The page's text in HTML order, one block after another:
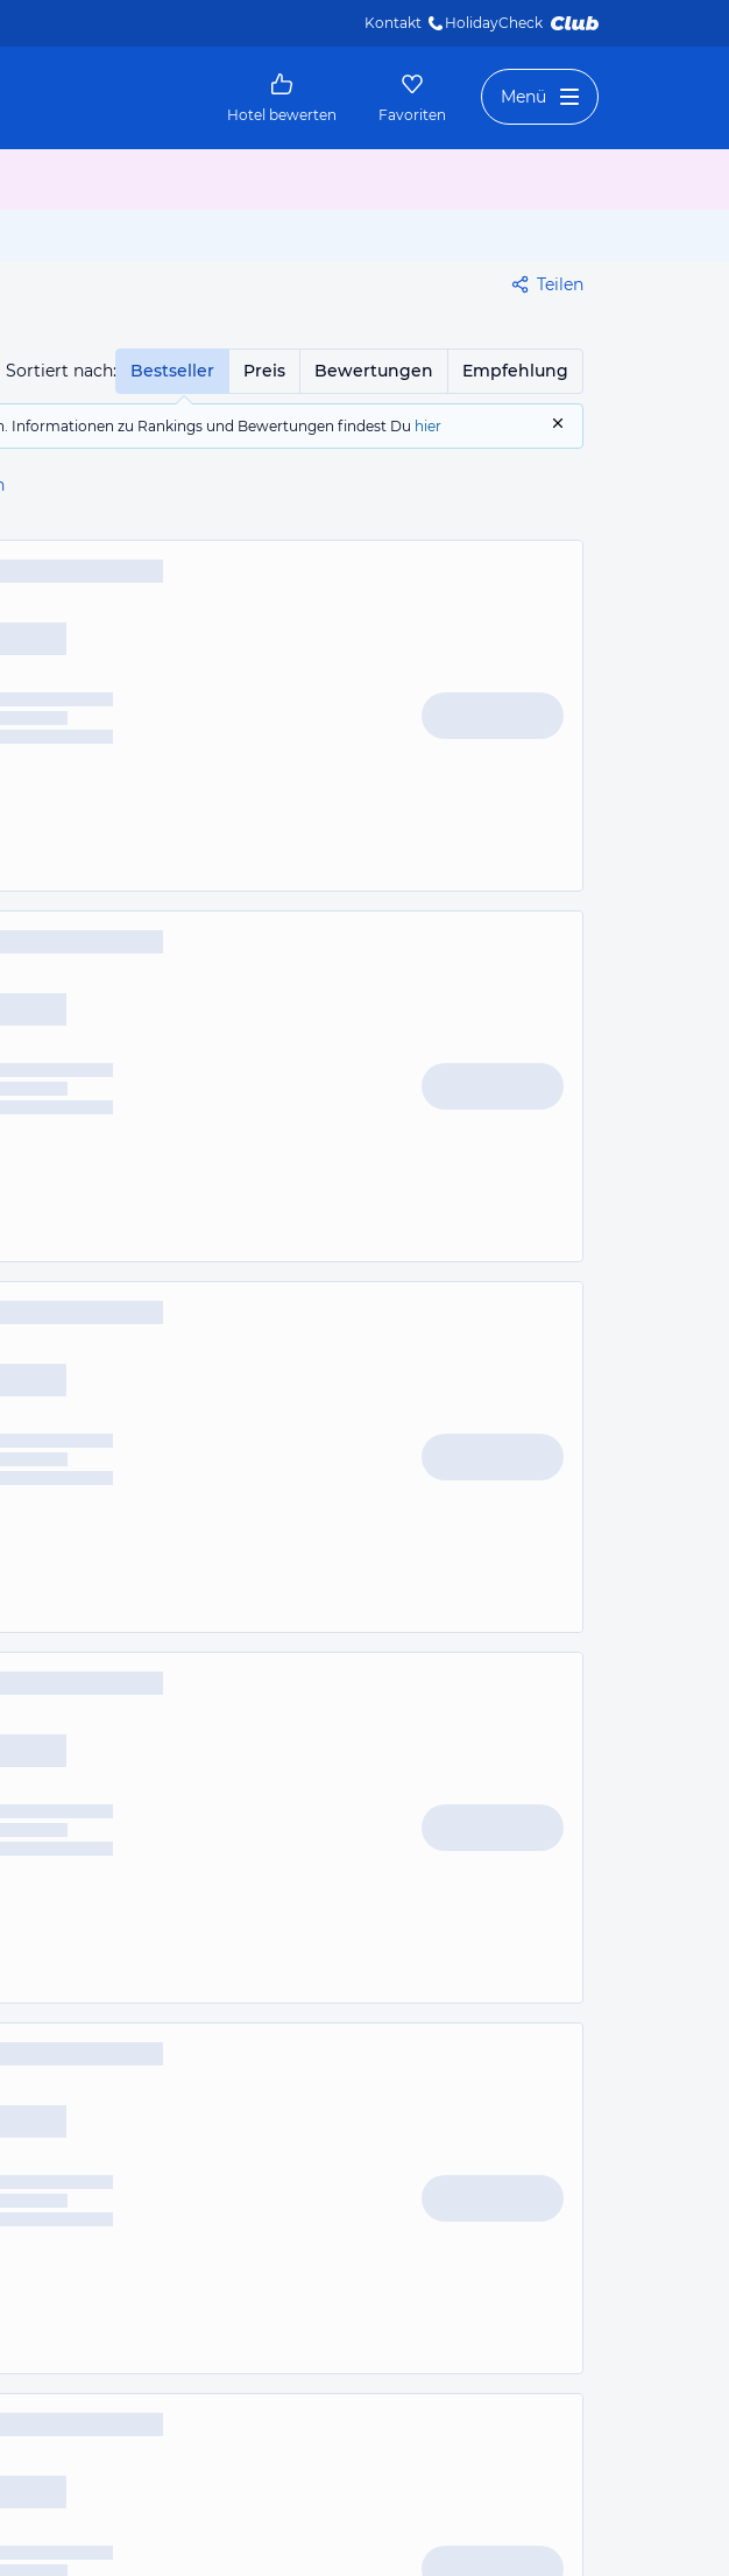
Kontakt HolidayCheck
Hotel bewerten Favoriten
Menü
Teilen
Sortiert nach: Bestseller Preis Bewertungen Empfehlung
Informationen zu Rankings und Bewertungen findest Du hier